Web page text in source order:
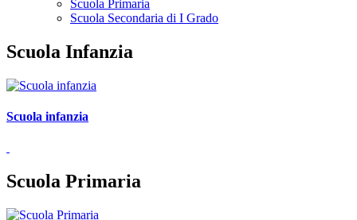
Scuola Primaria
Scuola Secondaria di I Grado
Scuola Infanzia
Scuola infanzia
Scuola Primaria